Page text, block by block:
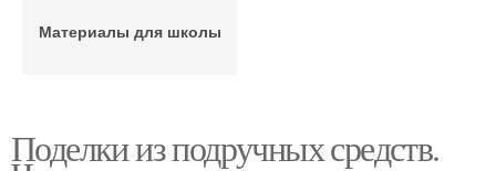
Материалы для школы
Поделки из подручных средств.